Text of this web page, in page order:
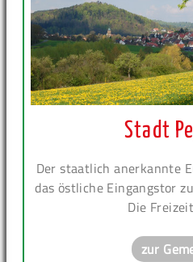
Stadt
Der staatlich anerkannte
das östliche Eingangstor
Die
zur